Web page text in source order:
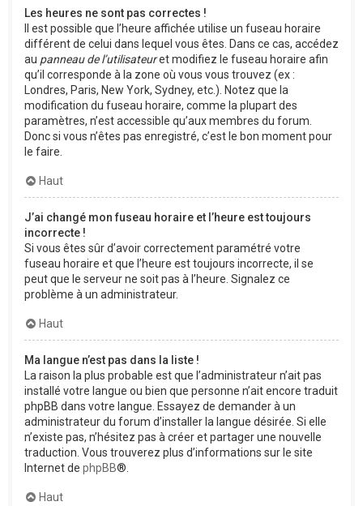
Les heures ne sont pas correctes !
Il est possible que l’heure affichée utilise un fuseau horaire
différent de celui dans lequel vous êtes. Dans ce cas, accédez
au panneau de l’utilisateuret modifiez le fuseau horaire afin
qu’il corresponde à la zone où vous vous trouvez (ex :
Londres, Paris, New York, Sydney, etc.). Notez que la
modification du fuseau horaire, comme la plupart des
paramètres, n’est accessible qu’aux membres du forum.
Donc si vous n’êtes pas enregistré, c’est le bon moment pour
le faire.
Haut
J’ai changé mon fuseau horaire et l’heure est toujours
incorrecte !
Si vous êtes sûr d’avoir correctement paramétré votre
fuseau horaire et que l’heure est toujours incorrecte, il se
peut que le serveur ne soit pas à l’heure. Signalez ce
problème à un administrateur.
Haut
Ma langue n’est pas dans la liste !
La raison la plus probable est que l’administrateur n’ait pas
installé votre langue ou bien que personne n’ait encore traduit
phpBB dans votre langue. Essayez de demander à un
administrateur du forum d’installer la langue désirée. Si elle
n’existe pas, n’hésitez pas à créer et partager une nouvelle
traduction. Vous trouverez plus d’informations sur le site
Internet de phpBB®.
Haut